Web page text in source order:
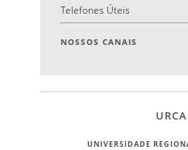
Telefones Úteis
NOSSOS CANAIS
UNIVERSIDADE